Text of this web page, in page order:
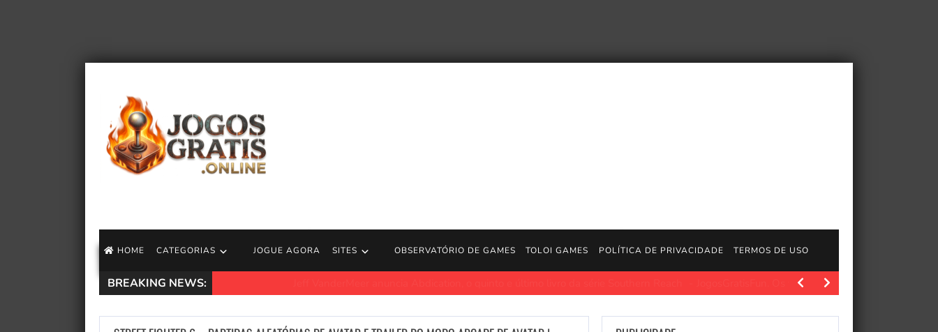
HOME CATEGORIAS JOGUE AGORA SITES OBSERVATÓRIO DE GAMES TOLOI GAMES POLÍTICA DE PRIVACIDADE TERMOS DE USO
BREAKING NEWS: JogosGratisFun. Os fãs de Jeff VanderMeer e de sua…